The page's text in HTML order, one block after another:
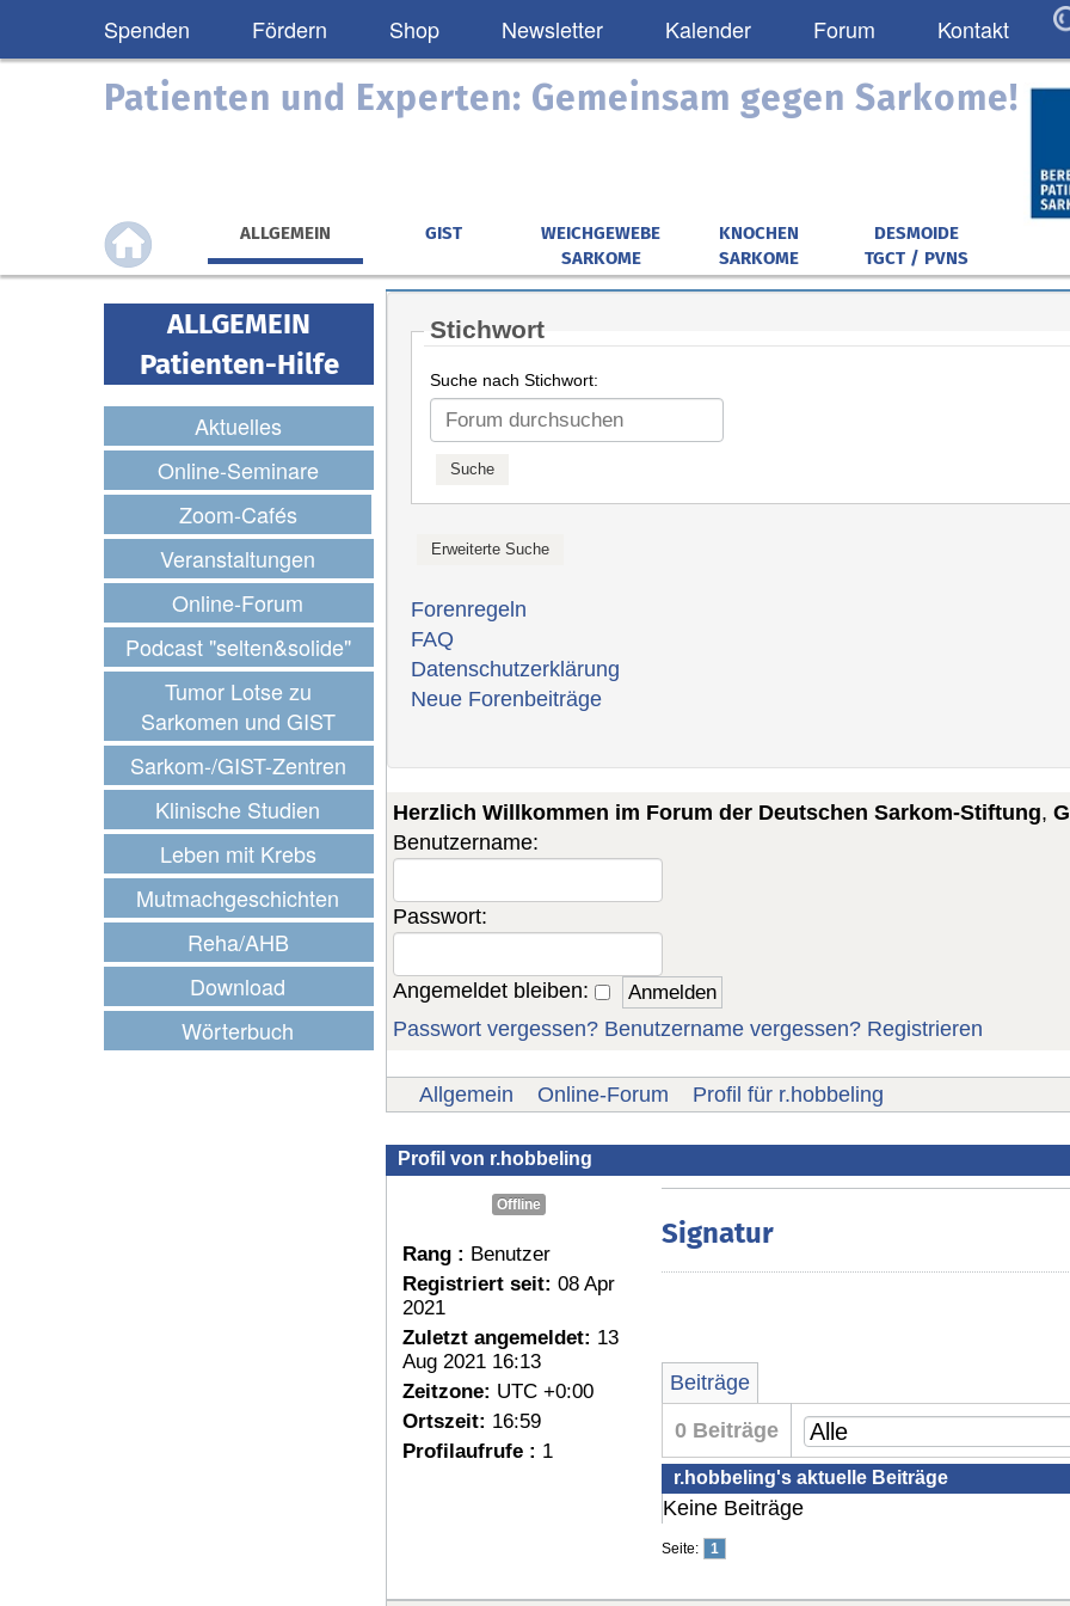
Spenden Fördern Shop Newsletter Kalender Forum Kontakt
Patienten und Experten: Gemeinsam gegen Sarkome!
ALLGEMEIN GIST
WEICHGEWEBE
SARKOME
KNOCHEN
SARKOME
DESMOIDE
TGCT / PVNS
ALLGEMEIN
Patienten-Hilfe
Aktuelles
Online-Seminare
Zoom-Cafés
Veranstaltungen
Online-Forum
Podcast "selten&solide"
Tumor Lotse zu
Sarkomen und GIST
Sarkom-/GIST-Zentren
Klinische Studien
Leben mit Krebs
Mutmachgeschichten
Reha/AHB
Download
Wörterbuch
Stichwort
Suche nach Stichwort:
Forenregeln
FAQ
Datenschutzerklärung
Neue Forenbeiträge
Herzlich Willkommen im Forum der Deutschen Sarkom-Stiftung,
Benutzername:
Passwort:
Angemeldet bleiben:
Passwort vergessen? Benutzername vergessen? Registrieren
Allgemein Online-Forum Profil für r.hobbeling
Profil von r.hobbeling
Offline
Rang : Benutzer
Registriert seit: 08 Apr
2021
Zuletzt angemeldet: 13
Aug 2021 16:13
Zeitzone: UTC +0:00
Ortszeit: 16:59
Profilaufrufe : 1
Signatur
Beiträge
0 Beiträge
r.hobbeling's aktuelle Beiträge
Keine Beiträge
Seite: 1